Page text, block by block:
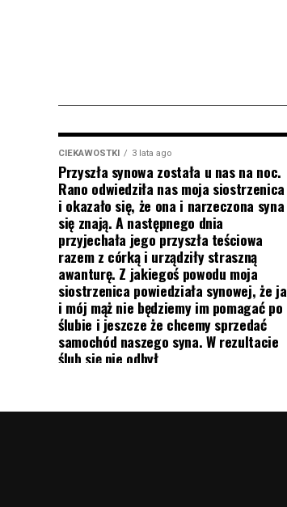
CIEKAWOSTKI 3 lata ago
Przyszła synowa została u nas na noc.
Rano odwiedziła nas moja siostrzenica
i okazało się, że ona i narzeczona syna
się znają. A następnego dnia
przyjechała jego przyszła teściowa
razem z córką i urządziły straszną
awanturę. Z jakiegoś powodu moja
siostrzenica powiedziała synowej, że ja
i mój mąż nie będziemy im pomagać po
ślubie i jeszcze że chcemy sprzedać
samochód naszego syna. W rezultacie
ślub się nie odbył